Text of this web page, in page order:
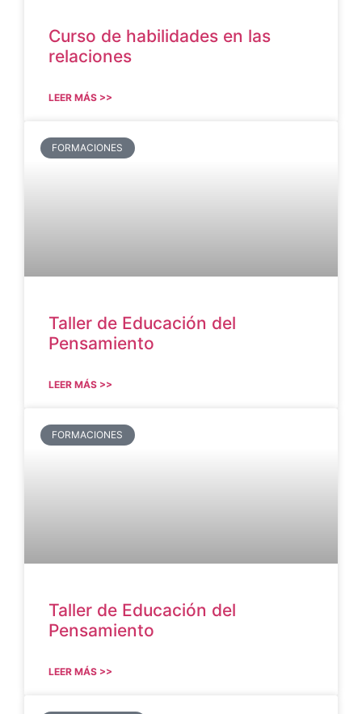
Curso de habilidades en las
relaciones
LEER MÁS >>
FORMACIONES
Taller de Educación del
Pensamiento
LEER MÁS >>
FORMACIONES
Taller de Educación del
Pensamiento
LEER MÁS >>